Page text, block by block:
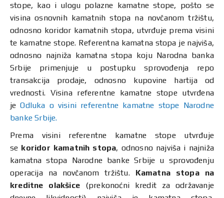
stope, kao i ulogu polazne kamatne stope, pošto se
visina osnovnih kamatnih stopa na novčanom tržištu,
odnosno koridor kamatnih stopa, utvrđuje prema visini
te kamatne stope. Referentna kamatna stopa je najviša,
odnosno najniža kamatna stopa koju Narodna banka
Srbije primenjuje u postupku sprovođenja repo
transakcija prodaje, odnosno kupovine hartija od
vrednosti. Visina referentne kamatne stope utvrđena
jeOdluka o visini referentne kamatne stope Narodne
banke Srbije.
Prema visini referentne kamatne stope utvrđuje
se koridor kamatnih stopa, odnosno najviša i najniža
kamatna stopa Narodne banke Srbije u sprovođenju
operacija na novčanom tržištu. Kamatna stopa na
kreditne olakšice (prekonoćni kredit za održavanje